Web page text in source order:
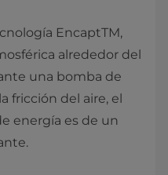
EncaptTM,
alrededor del
una bomba de
fricción del aire, el
energía es de un